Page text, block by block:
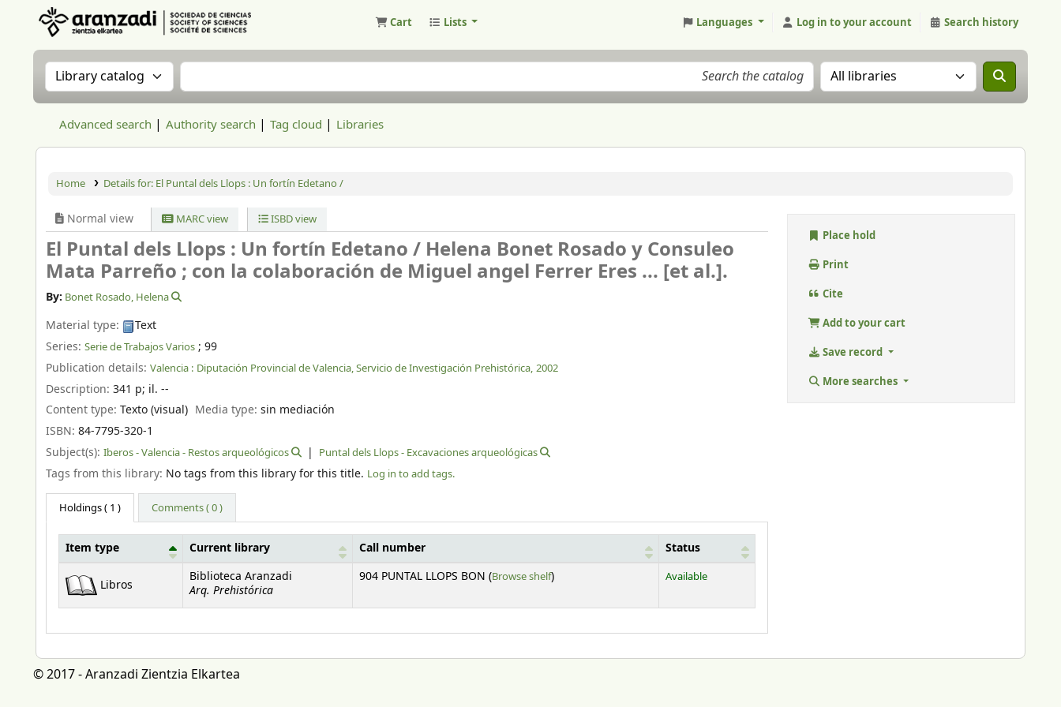
Cart Lists Languages Log in to your account Search history
Search the catalog by:Search the catalog Search the catalog in:
Advanced search Authority search Tag cloud Libraries
Home Details for: El Puntal dels Llops : Un fortín Edetano /
Normal view MARC view ISBD view
El Puntal dels Llops : Un fortín Edetano / Helena Bonet Rosado y Consuleo
Mata Parreño ; con la colaboración de Miguel angel Ferrer Eres ... [et al.].
By: Bonet Rosado, Helena
Material type:
Text
Series: Serie de Trabajos Varios ; 99
Publication details: Valencia : Diputación Provincial de Valencia, Servicio de Investigación Prehistórica, 2002
Description: 341 p; il. --
Content type: Texto (visual) Media type:sin mediación
ISBN: 84-7795-320-1
Subject(s): Iberos - Valencia - Restos arqueológicos Puntal dels Llops - Excavaciones arqueológicas
Tags from this library: No tags from this library for this title. Log in to add tags.
Holdings( 1 ) Comments ( 0 )
Item type Current library Call number Status
Libros
Biblioteca Aranzadi
Arq. Prehistórica
904 PUNTAL LLOPS BON (Browse shelf(Opens below)
) Available
Place hold
Print
Cite
Add to your cart
Save record
More searches
© 2017 - Aranzadi Zientzia Elkartea